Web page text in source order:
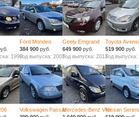
1999
Ford Mondeo
384 900 руб.
Год выпуска: 2003
Geely Emgrand
649 900 руб.
Год выпуска: 2013
Toyota
519 900руб.
Год выпуска:
Volkswagen PassatMercedes-Benz VitoNissan